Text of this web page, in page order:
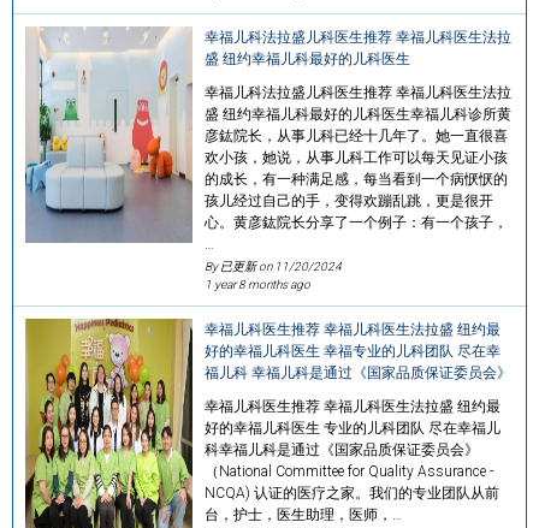
幸福儿科法拉盛儿科医生推荐 幸福儿科医生法拉
盛 纽约幸福儿科最好的儿科医生
幸福儿科法拉盛儿科医生推荐 幸福儿科医生法拉
盛 纽约幸福儿科最好的儿科医生幸福儿科诊所黄
彦鈜院长，从事儿科已经十几年了。她一直很喜
欢小孩，她说，从事儿科工作可以每天见证小孩
的成长，有一种满足感，每当看到一个病恹恹的
孩儿经过自己的手，变得欢蹦乱跳，更是很开
心。黄彦鈜院长分享了一个例子：有一个孩子，
By 已更新 on 11/20/2024
1 year 8 months ago
幸福儿科医生推荐 幸福儿科医生法拉盛 纽约最
好的幸福儿科医生 幸福专业的儿科团队 尽在幸
福儿科 幸福儿科是通过《国家品质保证委员会》
幸福儿科医生推荐 幸福儿科医生法拉盛 纽约最
好的幸福儿科医生 专业的儿科团队 尽在幸福儿
科幸福儿科是通过《国家品质保证委员会》
（National Committee for Quality Assurance -
NCQA) 认证的医疗之家。我们的专业团队从前
台，护士，医生助理，医师，…